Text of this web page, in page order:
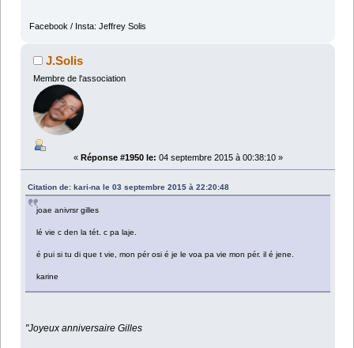
Facebook / Insta: Jeffrey Solis
J.Solis
Membre de l'association
« Réponse #1950 le: 04 septembre 2015 à 00:38:10 »
Citation de: kari-na le 03 septembre 2015 à 22:20:48
joae anivrsr gilles
lé vie c den la tét. c pa laje.
é pui si tu di que t vie, mon pér osi é je le voa pa vie mon pér. il é jene.
karine
"Joyeux anniversaire Gilles